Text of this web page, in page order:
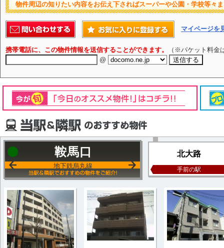
物件周辺の知りたい内容をお伝え下さればスーパーや公園・学校等々
マイページを
携帯電話に、この物件情報を送信することができます。
（※パケット料金
@
鞍馬口
地下鉄烏丸線
北大路
手前の駅